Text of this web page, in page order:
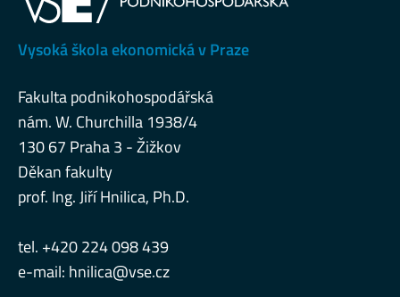
Vysoká škola ekonomická v Praze
Fakulta podnikohospodářská
nám. W. Churchilla 1938/4
130 67 Praha 3 - Žižkov
Děkan fakulty
prof. Ing. Jiří Hnilica, Ph.D.
tel. +420 224 098 439
e-mail: hnilica@vse.cz